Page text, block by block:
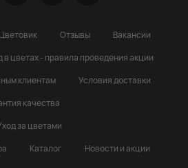
Отзывы
Вакансии
в цветах - правила проведения акции
клиентам
Условия доставки
качества
за цветами
Каталог Новости и акции